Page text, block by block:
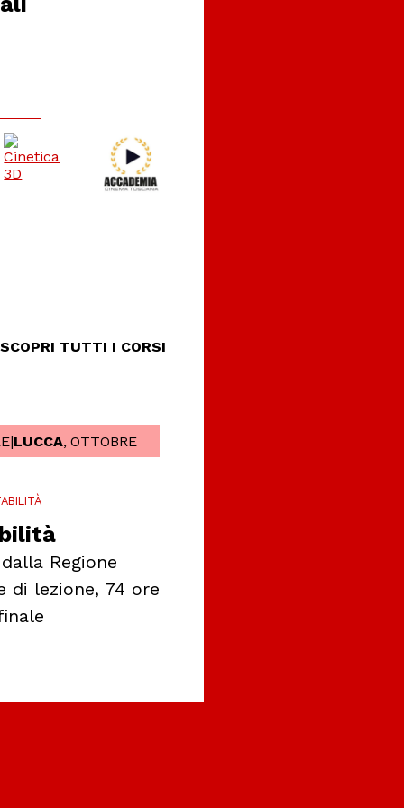
SCOPRI TUTTI I CORSI
|LUCCA, OTTOBRE
Regione
di lezione, 74 ore